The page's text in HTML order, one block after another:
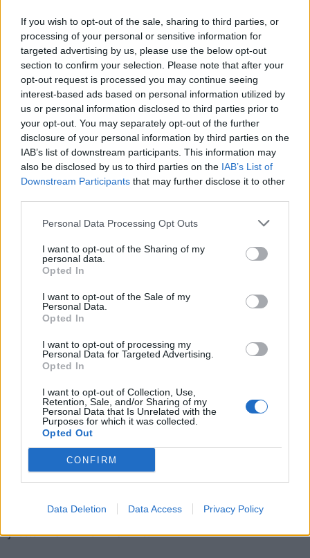
If you wish to opt-out of the sale, sharing to third parties, or
processing of your personal or sensitive information for
targeted advertising by us, please use the below opt-out
section to confirm your selection. Please note that after your
opt-out request is processed you may continue seeing
interest-based ads based on personal information utilized by
us or personal information disclosed to third parties prior to
your opt-out. You may separately opt-out of the further
disclosure of your personal information by third parties on the
IAB’s list of downstream participants. This information may
also be disclosed by us to third parties on the IAB’s List of
Downstream Participants that may further disclose it to other
Personal Data Processing Opt Outs
I want to opt-out of the Sharing of my
personal data.
Opted In
I want to opt-out of the Sale of my
Personal Data.
Opted In
I want to opt-out of processing my
Personal Data for Targeted Advertising.
Opted In
I want to opt-out of Collection, Use,
Retention, Sale, and/or Sharing of my
Personal Data that Is Unrelated with the
Purposes for which it was collected.
Opted Out
CONFIRM
Data Deletion Data Access Privacy Policy
Šie uzņēmumiun organizācijas ar savu piedāvājumu
un attieksmi palīdz ģimenēm visā Latvijā baudīt
kvalitatīvu atpūtu, rūpēties par veselību, iesaistīties
sporta un kultūras aktivitātēs, kā arī pavadīt vērtīgu
laiku kopā.
Pasākums "Ģimenēm draudzīgo vēstnešu salidojums
II" klātienē un tiešsaistē pulcēja darba devējus,
organizāciju pārstāvjus un citus interesentus no visas
Latvijas. Pasākumā dalībnieki dalījās pieredzē par
ģimenēm draudzīgas darba vides veidošanu,
iepazinās ar labās prakses piemēriem un godināja
draudzīgu vidi darba vietās un sabiedrībā kopumā.
SIF atzīmē, ka noslēdzies programmas 2026. gada
pirmā uzsaukuma vērtējums, piepulcējot vēl 30
darba devējus. Patlaban programmā aktīvs statuss ir
"Latvijas Goda ģimenes apliecība" turpina paplašināt
partneru loku, nodrošinot ģimenēm arvien plašākas
priekšrocības un atbalsta iespējas visā Latvijā.
Patlaban ģimenes atlaides un priekšrocības saņem
pie vairāk nekā 660 privātā sektora partneriem, kā
arī papildus tam apliecības īpašnieki izmanto virkni
valsts un pašvaldību sniegto atvieglojumu.
kā platforma pieredzes apmaiņai, iedvesmai un
jaunu sadarbību veidošanai.